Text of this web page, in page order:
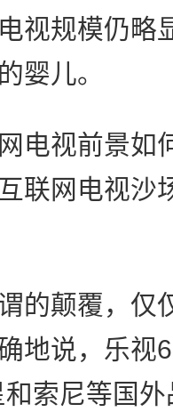
视规模仍略
婴儿。
电视前景如
联网电视沙
的颠覆，仅
地说，乐视
索尼等国